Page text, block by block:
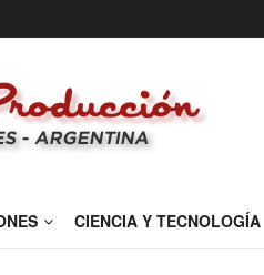
CIENCIA Y TECNOLOGÍA